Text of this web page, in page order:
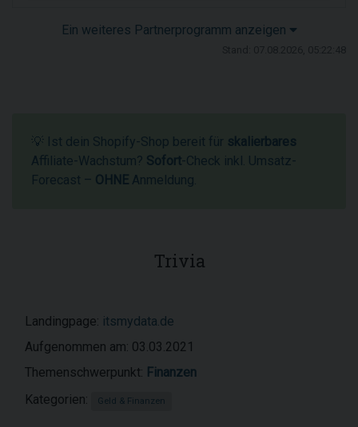
Ein weiteres Partnerprogramm anzeigen
💡 Ist dein Shopify-Shop bereit für skalierbares
Affiliate-Wachstum? Sofort-Check inkl. Umsatz-
Forecast – OHNE Anmeldung.
Trivia
Landingpage: itsmydata.de
Aufgenommen am: 03.03.2021
Themenschwerpunkt: Finanzen
Kategorien:
Geld & Finanzen